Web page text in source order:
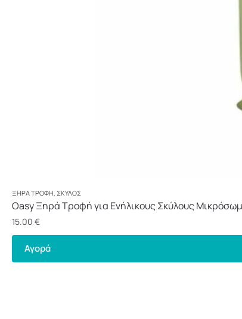
ΞΗΡΆ ΤΡΟΦΉ ΣΚΎΛΟΣ
Oasy Ξηρά Τροφή για Ενήλικους Σκύλους
15.00 €
Αγορά